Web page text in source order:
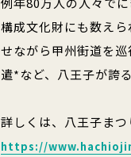
構成文化財にも数え
せながら甲州街道を
遣*など、八王子が誇
詳しくは、八王子まつ
https://